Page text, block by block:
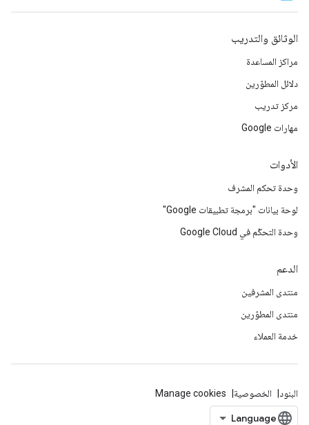
الوثائق والتدريب
مراكز المساعدة
دلائل المطوّرين
مركز تدريب
مهارات Google
الأدوات
وحدة تحكم المشرف
لوحة بيانات "برمجة تطبيقات Google"
وحدة التحكّم في Google Cloud
الدعم
منتدى المشرفين
منتدى المطوّرين
خدمة العملاء
البنود الخصوصية Manage cookies